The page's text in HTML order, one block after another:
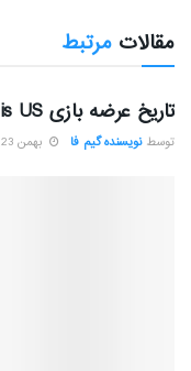
مقالات مرتبط
تاریخ عرضه بازی HELL is US فاش شد
توسط نویسنده گیم فا بهمن 23, 1403